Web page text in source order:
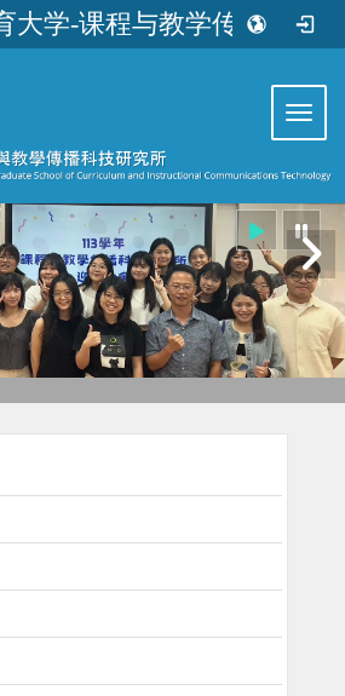
国立台北教育大学-课程与教学传播科技研究所